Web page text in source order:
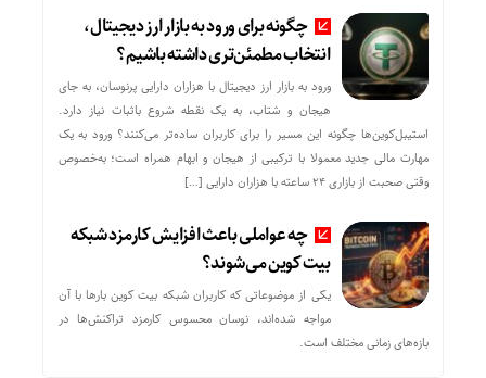
چگونه برای ورود به بازار ارز دیجیتال،
انتخاب مطمئن‌تری داشته باشیم؟
ورود به بازار ارز دیجیتال با هزاران دارایی پرنوسان، به جای
هیجان و شتاب، به یک نقطه شروع باثبات نیاز دارد.
استیبل‌کوین‌ها چگونه این مسیر را برای کاربران ساده‌تر می‌کنند؟ ورود به یک
مهارت مالی جدید معمولا با ترکیبی از هیجان و ابهام همراه است؛ به‌خصوص
وقتی صحبت از بازاری ۲۴ ساعته با هزاران دارایی […]
چه عواملی باعث افزایش کارمزد شبکه
بیت کوین می‌شوند؟
یکی از موضوعاتی که کاربران شبکه بیت کوین بارها با آن
مواجه شده‌اند، نوسان محسوس کارمزد تراکنش‌ها در
بازه‌های زمانی مختلف است.